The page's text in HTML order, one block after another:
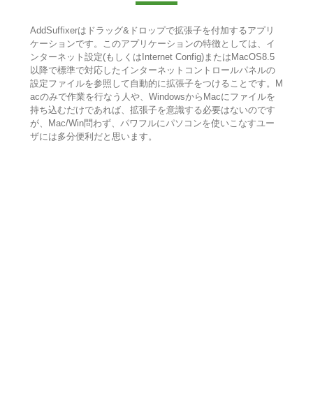
AddSuffixerはドラッグ&ドロップで拡張子を付加するアプリ
ケーションです。このアプリケーションの特徴としては、イ
ンターネット設定(もしくはInternet Config)またはMacOS8.5
以降で標準で対応したインターネットコントロールパネルの
設定ファイルを参照して自動的に拡張子をつけることです。M
acのみで作業を行なう人や、WindowsからMacにファイルを
持ち込むだけであれば、拡張子を意識する必要はないのです
が、Mac/Win問わず、パワフルにパソコンを使いこなすユー
ザには多分便利だと思います。